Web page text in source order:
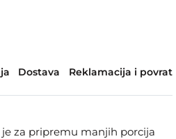
Dostava Reklamacija i povrat
je za pripremu manjih porcija